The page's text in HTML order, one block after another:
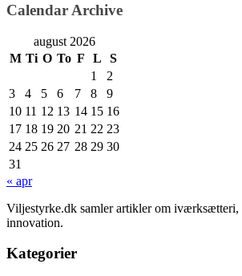
Calendar Archive
august 2026
M Ti O To F L
S
1
2
3
4 5 6 7 8
9
10 11 12 13 14 15 16
17 18 19 20 21 22 23
24 25 26 27 28 29 30
31
« apr
Viljestyrke.dk samler artikler om
innovation.
Kategorier